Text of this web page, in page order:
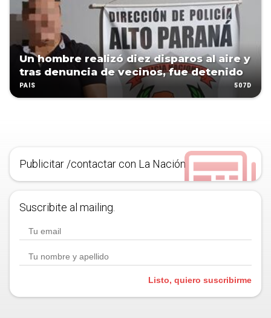
Un hombre realizó diez disparos al aire y
tras denuncia de vecinos, fue detenido
PAÍS 507D
Publicitar /contactar con La Nación
Suscribite al mailing.
Listo, quiero suscribirme